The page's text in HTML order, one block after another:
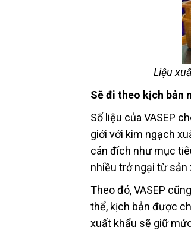
Liệu
Sẽ đi theo kịch bản
Số liệu của VASEP
giới với kim ngạch
cán đích như mục
nhiều trở ngại từ
Theo đó, VASEP
thể, kịch bản được
xuất khẩu sẽ giữ